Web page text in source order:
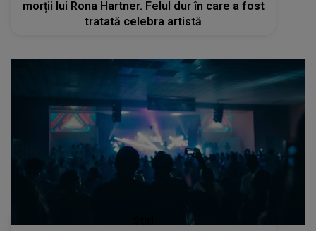
morții lui Rona Hartner. Felul dur în care a fost
tratată celebra artistă